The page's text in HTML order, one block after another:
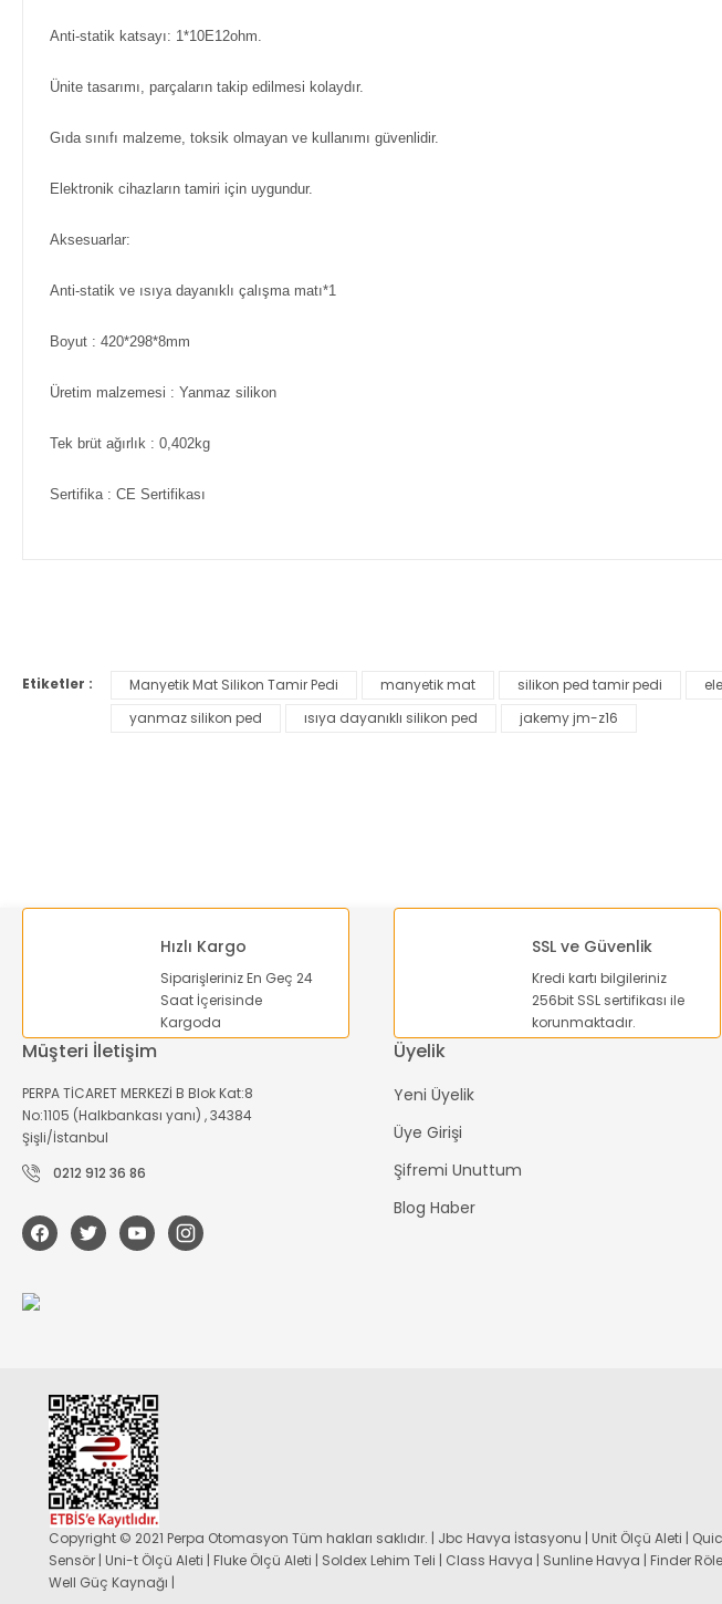
Anti-statik katsayı: 1*10E12ohm.
Ünite tasarımı, parçaların takip edilmesi kolaydır.
Gıda sınıfı malzeme, toksik olmayan ve kullanımı güvenlidir.
Elektronik cihazların tamiri için uygundur.
Aksesuarlar:
Anti-statik ve ısıya dayanıklı çalışma matı*1
Boyut : 420*298*8mm
Üretim malzemesi : Yanmaz silikon
Tek brüt ağırlık : 0,402kg
Sertifika : CE Sertifikası
Ürün resmi kalitesiz, bozuk veya görüntülenemiyor.
Ürün açıklamasında eksik bilgiler bulunuyor.
Etiketler : Manyetik Mat Silikon Tamir Pedi manyetik mat silikon ped tamir pedi
yanmaz silikon ped
ısıya dayanıklı silikon ped jakemy jm-z16
Hızlı Kargo
Siparişleriniz En Geç 24
Saat İçerisinde
Kargoda
SSL ve Güvenlik
Kredi kartı bilgileriniz
256bit SSL sertifikası ile
korunmaktadır.
Müşteri İletişim
PERPA TİCARET MERKEZİ B Blok Kat:8
No:1105 (Halkbankası yanı) , 34384
Şişli/İstanbul
0212 912 36 86
Üyelik
Yeni Üyelik
Üye Girişi
Şifremi Unuttum
Blog Haber
Copyright © 2021 Perpa Otomasyon Tüm hakları saklıdır. | Jbc Havya İstasyonu | Unit Ölçü Aleti |
Sensör | Uni-t Ölçü Aleti | Fluke Ölçü Aleti | Soldex Lehim Teli | Class Havya | Sunline Havya | Finder
Well Güç Kaynağı |